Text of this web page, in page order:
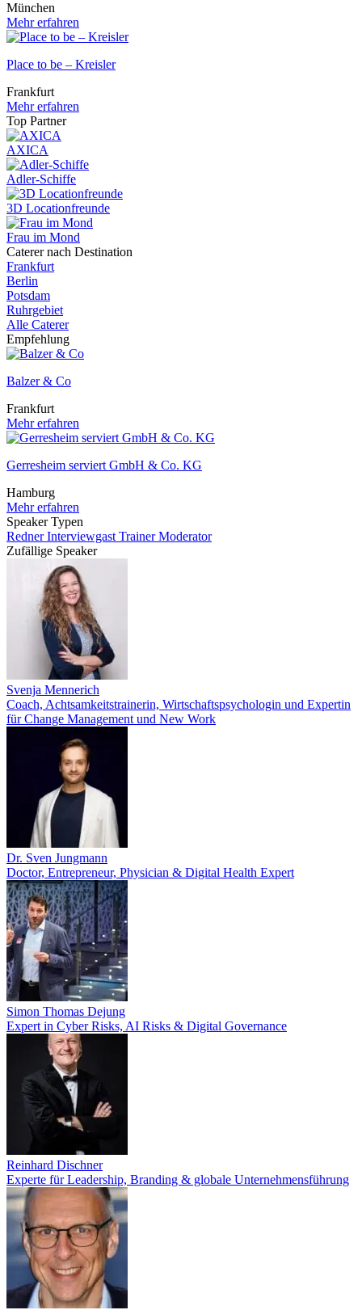
München
Mehr erfahren
Place to be – Kreisler
Frankfurt
Mehr erfahren
Top Partner
AXICA
Adler-Schiffe
3D Locationfreunde
Frau im Mond
Caterer nach Destination
Frankfurt
Berlin
Potsdam
Ruhrgebiet
Alle Caterer
Empfehlung
Balzer & Co
Frankfurt
Mehr erfahren
Gerresheim serviert GmbH & Co. KG
Hamburg
Mehr erfahren
Speaker Typen
RednerInterviewgast TrainerModerator
Zufällige Speaker
Svenja Mennerich
Coach, Achtsamkeitstrainerin, Wirtschaftspsychologin und Expertin
für Change Management und New Work
Dr. Sven Jungmann
Doctor, Entrepreneur, Physician & Digital Health Expert
Simon Thomas Dejung
Expert in Cyber Risks, AI Risks & Digital Governance
Reinhard Dischner
Experte für Leadership, Branding & globale Unternehmensführung